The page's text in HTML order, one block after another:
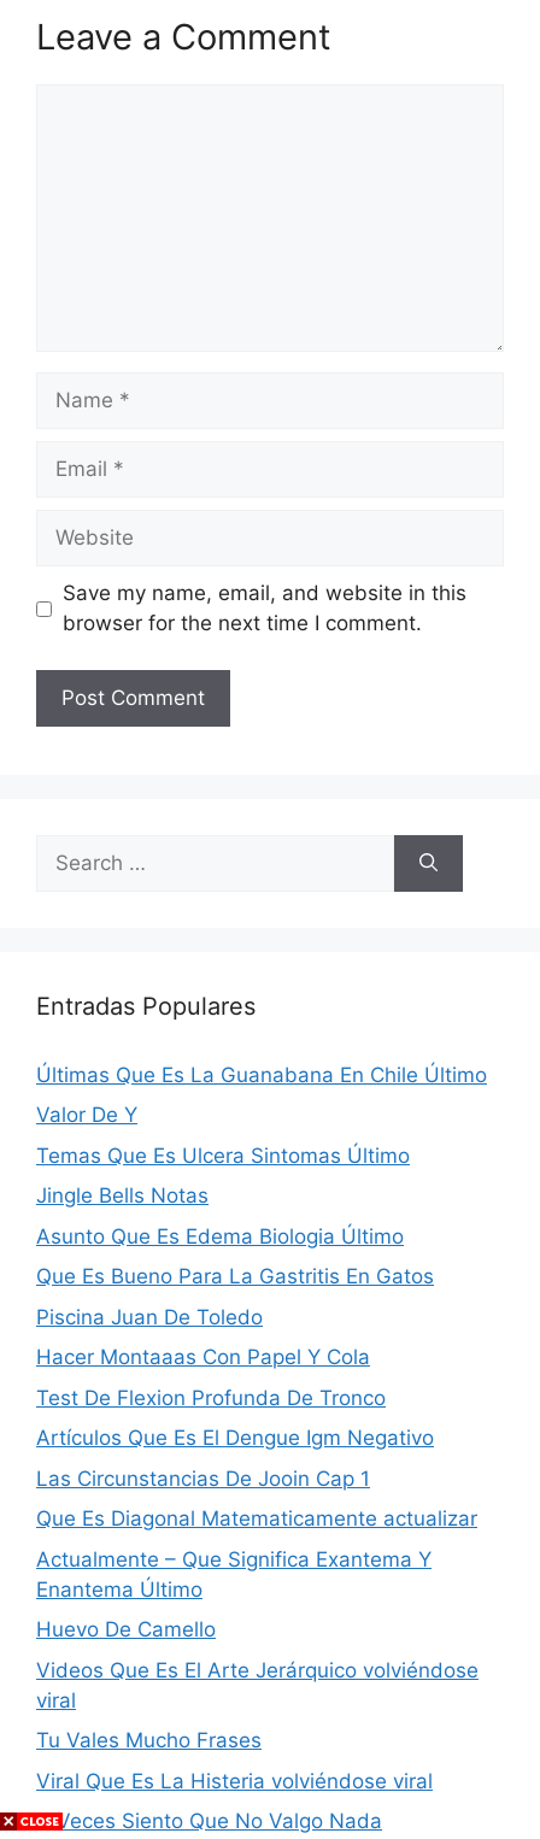
Leave a Comment
Name
Email
Website
Save my name, email, and website in this
browser for the next time I comment.
for:
Entradas Populares
Últimas Que Es La Guanabana En Chile Último
Valor De Y
Temas Que Es Ulcera Sintomas Último
Jingle Bells Notas
Asunto Que Es Edema Biologia Último
Que Es Bueno Para La Gastritis En Gatos
Piscina Juan De Toledo
Hacer Montaaas Con Papel Y Cola
Test De Flexion Profunda De Tronco
Artículos Que Es El Dengue Igm Negativo
Las Circunstancias De Jooin Cap 1
Que Es Diagonal Matematicamente actualizar
Actualmente – Que Significa Exantema Y
Enantema Último
Huevo De Camello
Videos Que Es El Arte Jerárquico volviéndose
viral
Tu Vales Mucho Frases
Viral Que Es La Histeria volviéndose viral
A Veces Siento Que No Valgo Nada